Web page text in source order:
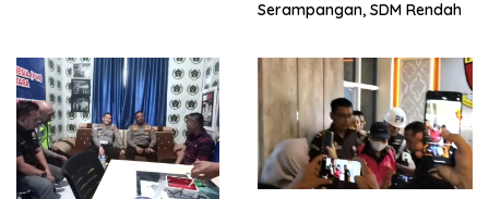
Serampangan, SDM Rendah